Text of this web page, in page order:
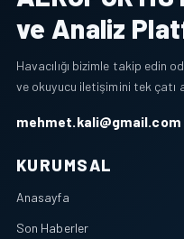
ve Analiz
Havacılığı bizimle takip edin
ve okuyucu iletişimini tek çatı
mehmet.kali@gmail.com
KURUMSAL
Anasayfa
Son Haberler